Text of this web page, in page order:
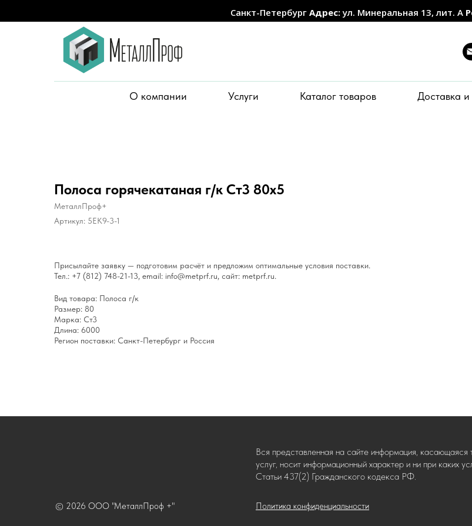
Санкт-Петербург Адрес:ул. Минеральная 13, лит. А
О компании Услуги Каталог товаров Доставка и
Полоса горячекатаная г/к Ст3 80х5
МеталлПроф+
Артикул: 5EK9-3-1
Присылайте заявку — подготовим расчёт и предложим оптимальные условия поставки.
Тел.: +7 (812) 748-21-13, email: info@metprf.ru, сайт: metprf.ru.
Вид товара: Полоса г/к
Размер: 80
Марка: Ст3
Длина: 6000
Регион поставки: Санкт-Петербург и Россия
Политика конфиденциальности
© 2026 ООО "МеталлПроф +"
Вся представленная на сайте информация, касающаяся
услуг, носит информационный характер и ни при каких
Статьи 437(2) Гражданского кодекса РФ.